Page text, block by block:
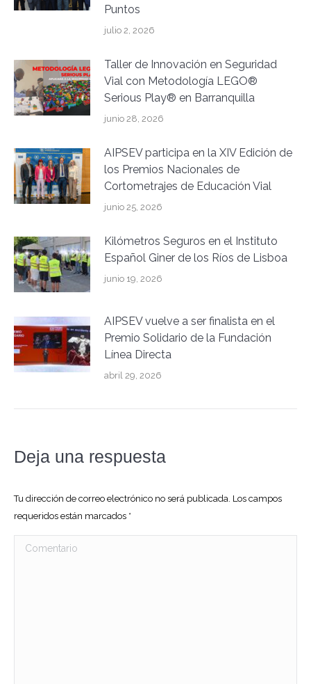
Puntos
julio 2, 2026
Taller de Innovación en Seguridad
Vial con Metodología LEGO®
Serious Play® en Barranquilla
junio 28, 2026
AIPSEV participa en la XIV Edición de
los Premios Nacionales de
Cortometrajes de Educación Vial
junio 25, 2026
Kilómetros Seguros en el Instituto
Español Giner de los Ríos de Lisboa
junio 19, 2026
AIPSEV vuelve a ser finalista en el
Premio Solidario de la Fundación
Línea Directa
abril 29, 2026
Deja una respuesta
Tu dirección de correo electrónico no será publicada. Los campos
requeridos están marcados *
Comentario